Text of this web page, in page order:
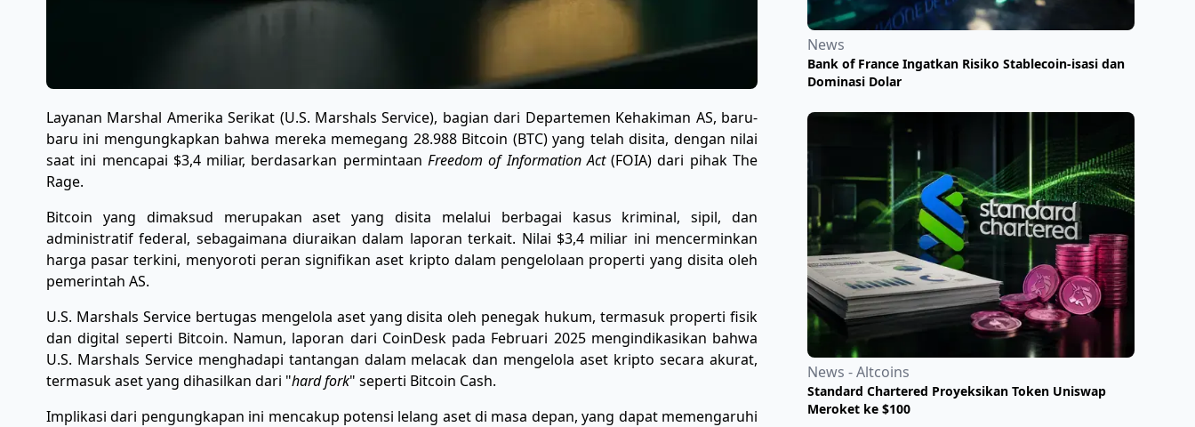
Layanan Marshal Amerika Serikat (U.S. Marshals Service), bagian dari Departemen Kehakiman AS, baru-
baru ini mengungkapkan bahwa mereka memegang 28.988 Bitcoin (BTC) yang telah disita, dengan nilai
saat ini mencapai $3,4 miliar, berdasarkan permintaan Freedom of Information Act(FOIA) dari pihak The
Rage.
Bitcoin yang dimaksud merupakan aset yang disita melalui berbagai kasus kriminal, sipil, dan
administratif federal, sebagaimana diuraikan dalam laporan terkait. Nilai $3,4 miliar ini mencerminkan
harga pasar terkini, menyoroti peran signifikan aset kripto dalam pengelolaan properti yang disita oleh
pemerintah AS.
U.S. Marshals Service bertugas mengelola aset yang disita oleh penegak hukum, termasuk properti fisik
dan digital seperti Bitcoin. Namun, laporan dari CoinDesk pada Februari 2025 mengindikasikan bahwa
U.S. Marshals Service menghadapi tantangan dalam melacak dan mengelola aset kripto secara akurat,
termasuk aset yang dihasilkan dari "hard fork" seperti Bitcoin Cash.
Implikasi dari pengungkapan ini mencakup potensi lelang aset di masa depan, yang dapat memengaruhi
News
Bank of France Ingatkan Risiko Stablecoin-isasi dan
Dominasi Dolar
News - Altcoins
Standard Chartered Proyeksikan Token Uniswap
Meroket ke $100